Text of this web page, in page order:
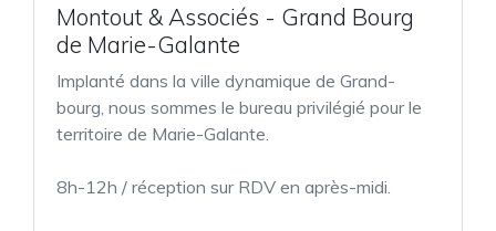
Montout & Associés - Grand Bourg
de Marie-Galante
Implanté dans la ville dynamique de Grand-
bourg, nous sommes le bureau privilégié pour le
territoire de Marie-Galante.
8h-12h / réception sur RDV en après-midi.